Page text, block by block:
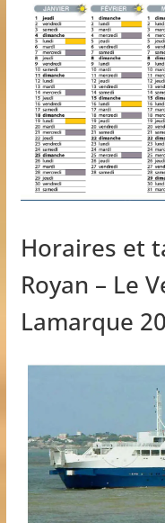
Horaires et
Royan – Le
Lamarque